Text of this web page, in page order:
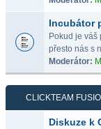
Incubátor
Pokud je
přesto nás s
Moderátor:
CLICKTEAM
Diskuze k